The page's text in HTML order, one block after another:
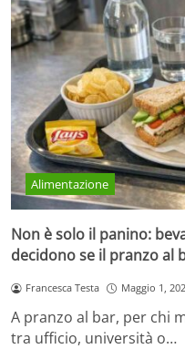
Alimentazione
Non è solo il panino:
decidono se il pranzo al
Francesca Testa Maggio 1,
A pranzo al bar, per chi
tra ufficio, università o…